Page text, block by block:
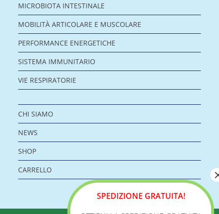
MICROBIOTA INTESTINALE
MOBILITÀ ARTICOLARE E MUSCOLARE
PERFORMANCE ENERGETICHE
SISTEMA IMMUNITARIO
VIE RESPIRATORIE
CHI SIAMO
NEWS
SHOP
CARRELLO
SPEDIZIONE GRATUITA!